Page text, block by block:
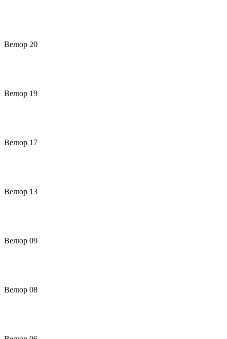
Велюр 20
Велюр 19
Велюр 17
Велюр 13
Велюр 09
Велюр 08